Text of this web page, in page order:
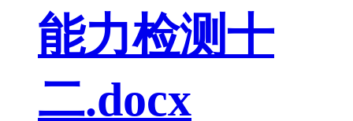
能力检测十
二.docx